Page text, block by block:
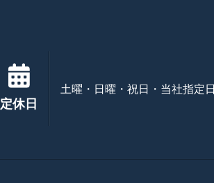
定休日
土曜・日曜・祝日・当社指定日